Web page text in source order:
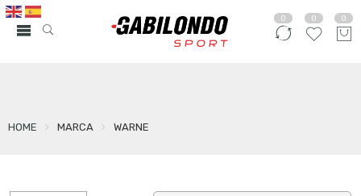
0 0 0
HOME MARCA WARNE